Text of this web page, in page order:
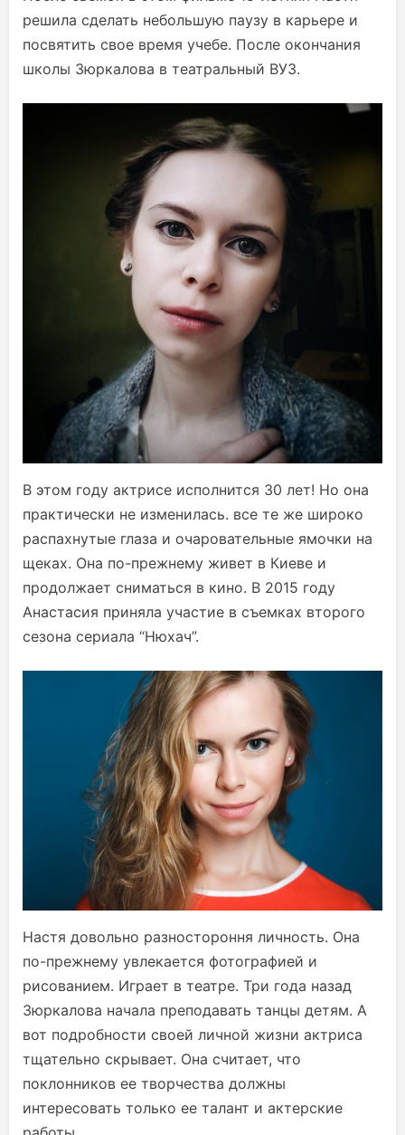
решила сделать небольшую паузу в карьере и
посвятить свое время учебе. После окончания
школы Зюркалова в театральный ВУЗ.
В этом году актрисе исполнится 30 лет! Но она
практически не изменилась. все те же широко
распахнутые глаза и очаровательные ямочки на
щеках. Она по-прежнему живет в Киеве и
продолжает сниматься в кино. В 2015 году
Анастасия приняла участие в съемках второго
сезона сериала “Нюхач”.
Настя довольно разностороння личность. Она
по-прежнему увлекается фотографией и
рисованием. Играет в театре. Три года назад
Зюркалова начала преподавать танцы детям. А
вот подробности своей личной жизни актриса
тщательно скрывает. Она считает, что
поклонников ее творчества должны
интересовать только ее талант и актерские